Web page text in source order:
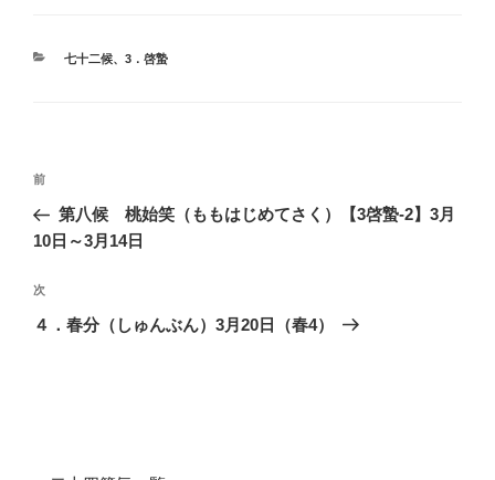
カ
七十二候、 3．啓蟄
投
ナ
ゲ
ー
前
の
投
前
第八候 桃始笑（ももはじめてさく）【3啓蟄-2】3月
10日～3月14日
次
の
次
４．春分（しゅんぶん）3月20日（春4）